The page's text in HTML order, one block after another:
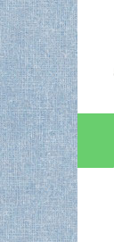
Перейти
к
контенту